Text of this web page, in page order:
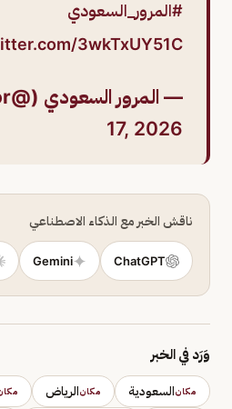
#المرور_السعودي
3wkTxUY51C
— المرور السعودي (@eMoroor)
17, 2026
ناقش الخبر مع الذكاء الاصطناعي
ChatGPT
Gemini
وَرَد في الخبر
مكانالسعودية مكانالرياض